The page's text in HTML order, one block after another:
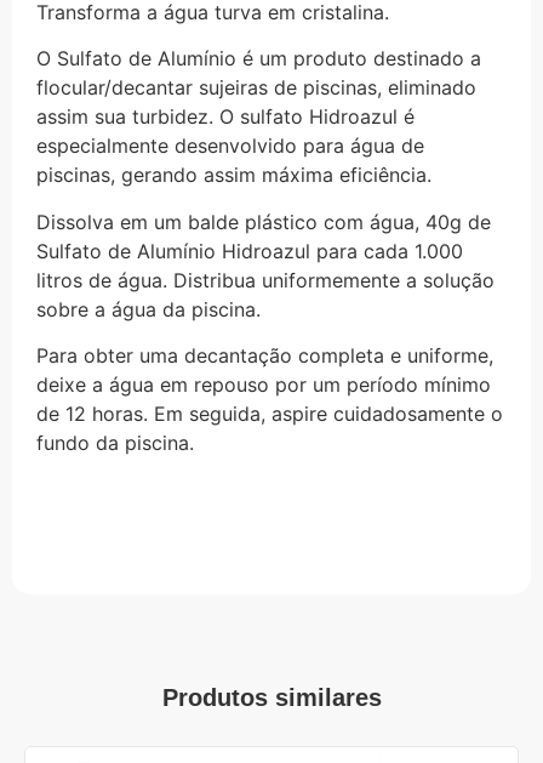
Transforma a água turva em cristalina.
O Sulfato de Alumínio é um produto destinado a
flocular/decantar sujeiras de piscinas, eliminado
assim sua turbidez. O sulfato Hidroazul é
especialmente desenvolvido para água de
piscinas, gerando assim máxima eficiência.
Dissolva em um balde plástico com água, 40g de
Sulfato de Alumínio Hidroazul para cada 1.000
litros de água. Distribua uniformemente a solução
sobre a água da piscina.
Para obter uma decantação completa e uniforme,
deixe a água em repouso por um período mínimo
de 12 horas. Em seguida, aspire cuidadosamente o
fundo da piscina.
Produtos similares